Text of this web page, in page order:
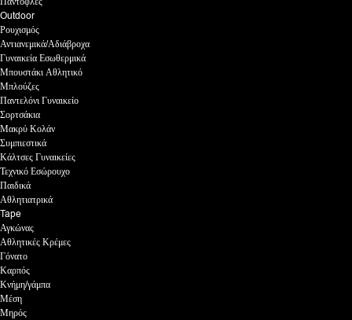
Outdoor
Ρουχισμός
Αντιανεμικά/Αδιάβροχα
Γυναικεία Εσωθερμικά
Μπουστάκι Αθλητικό
Μπλούζες
Παντελόνι Γυναικείο
Σορτσάκια
Μακρύ Κολάν
Συμπιεστικά
Κάλτσες Γυναικείες
Τεχνικό Εσώρουχο
Παιδικά
Αθλητιατρικά
Tape
Αγκώνας
Αθλητικές Κρέμες
Γόνατο
Καρπός
Κνήμη/γάμπα
Μέση
Μηρός